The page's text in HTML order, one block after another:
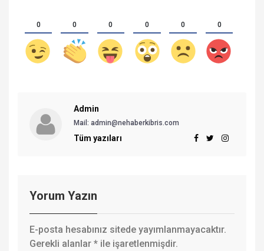
0 0 0 0 0 0
Admin
Mail: admin@nehaberkibris.com
Tüm yazıları
Yorum Yazın
E-posta hesabınız sitede yayımlanmayacaktır.
Gerekli alanlar * ile işaretlenmişdir.